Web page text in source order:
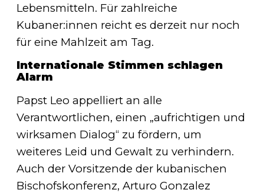
Lebensmitteln. Für zahlreiche
Kubaner:innen reicht es derzeit nur noch
für eine Mahlzeit am Tag.
Internationale Stimmen schlagen
Alarm
Papst Leo appelliert an alle
Verantwortlichen, einen „aufrichtigen und
wirksamen Dialog“ zu fördern, um
weiteres Leid und Gewalt zu verhindern.
Auch der Vorsitzende der kubanischen
Bischofskonferenz, Arturo Gonzalez